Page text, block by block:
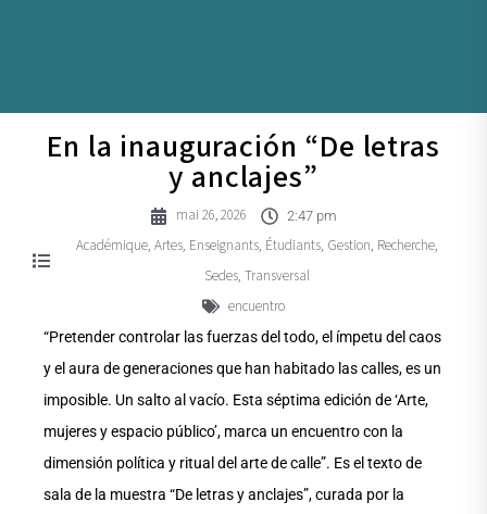
En la inauguración “De letras
y anclajes”
mai 26, 2026 2:47 pm
Académique, Artes, Enseignants, Étudiants, Gestion, Recherche,
Sedes, Transversal
encuentro
“Pretender controlar las fuerzas del todo, el ímpetu del caos
y el aura de generaciones que han habitado las calles, es un
imposible. Un salto al vacío. Esta séptima edición de ‘Arte,
mujeres y espacio público’, marca un encuentro con la
dimensión política y ritual del arte de calle”. Es el texto de
sala de la muestra “De letras y anclajes”, curada por la